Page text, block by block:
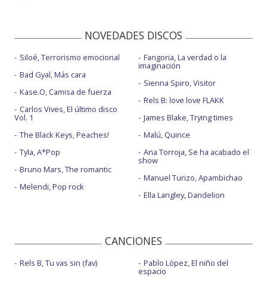
NOVEDADES DISCOS
Siloé, Terrorismo emocional
Bad Gyal, Más cara
Kase.O, Camisa de fuerza
Carlos Vives, El último disco
Vol. 1
The Black Keys, Peaches!
Tyla, A*Pop
Bruno Mars, The romantic
Melendi, Pop rock
Fangoria, La verdad o la
imaginación
Sienna Spiro, Visitor
Rels B: love love FLAKK
James Blake, Trying times
Malú, Quince
Ana Torroja, Se ha acabado el
show
Manuel Turizo, Apambichao
Ella Langley, Dandelion
CANCIONES
Rels B, Tu vas sin (fav) Pablo López, El niño del
espacio